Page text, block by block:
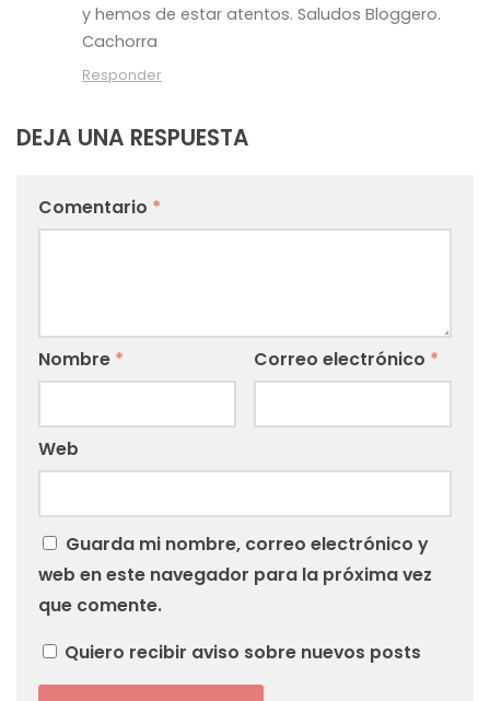
y hemos de estar atentos. Saludos Bloggero.
Cachorra
Responder
DEJA UNA RESPUESTA
Comentario *
Nombre * Correo electrónico *
Web
Guarda mi nombre, correo electrónico y
web en este navegador para la próxima vez
que comente.
Quiero recibir aviso sobre nuevos posts